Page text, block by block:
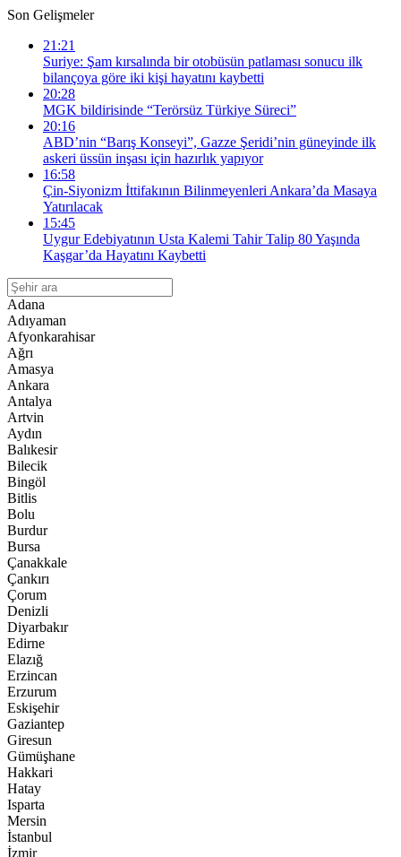
Son Gelişmeler
21:21
Suriye: Şam kırsalında bir otobüsün patlaması sonucu ilk
bilançoya göre iki kişi hayatını kaybetti
20:28
MGK bildirisinde “Terörsüz Türkiye Süreci”
20:16
ABD’nin “Barış Konseyi”, Gazze Şeridi’nin güneyinde ilk
askeri üssün inşası için hazırlık yapıyor
16:58
Çin-Siyonizm İttifakının Bilinmeyenleri Ankara’da Masaya
Yatırılacak
15:45
Uygur Edebiyatının Usta Kalemi Tahir Talip 80 Yaşında
Kaşgar’da Hayatını Kaybetti
Adana
Adıyaman
Afyonkarahisar
Ağrı
Amasya
Ankara
Antalya
Artvin
Aydın
Balıkesir
Bilecik
Bingöl
Bitlis
Bolu
Burdur
Bursa
Çanakkale
Çankırı
Çorum
Denizli
Diyarbakır
Edirne
Elazığ
Erzincan
Erzurum
Eskişehir
Gaziantep
Giresun
Gümüşhane
Hakkari
Hatay
Isparta
Mersin
İstanbul
İzmir